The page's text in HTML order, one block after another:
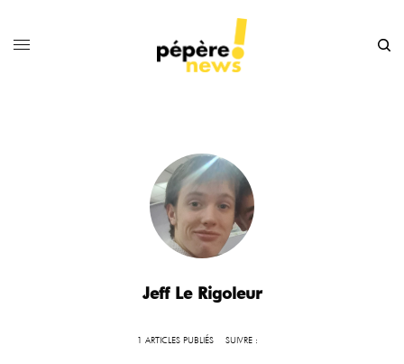
Jeff Le Rigoleur
1 ARTICLES PUBLIÉS SUIVRE :